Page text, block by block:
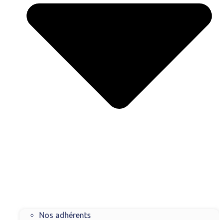
Nos adhérents